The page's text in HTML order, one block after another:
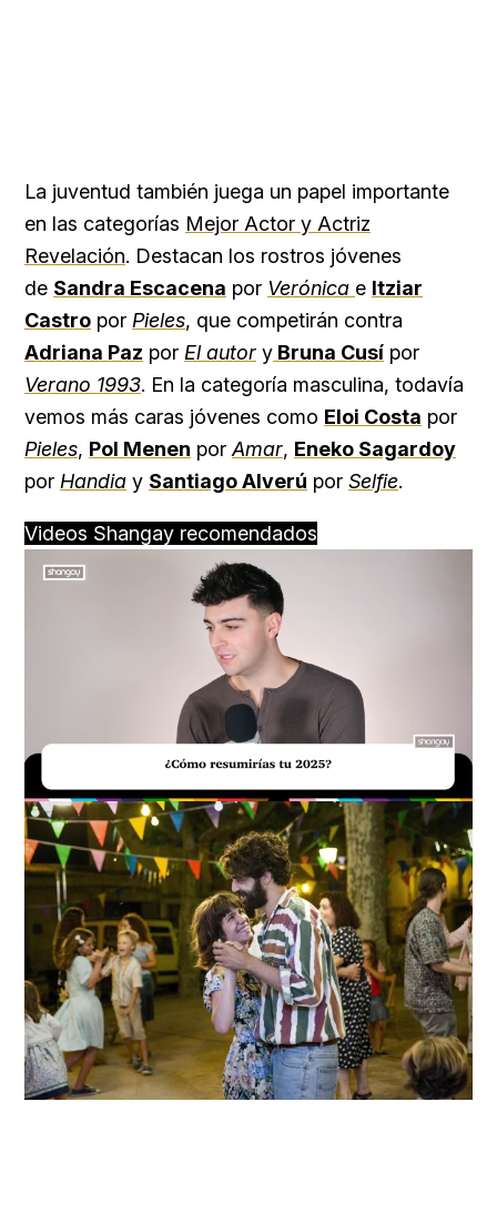
La juventud también juega un papel importante
en las categorías Mejor Actor y Actriz
Revelación. Destacan los rostros jóvenes
de Sandra Escacena por Verónica e Itziar
Castro por Pieles, que competirán contra
Adriana Paz por El autor y Bruna Cusí por
Verano 1993. En la categoría masculina, todavía
vemos más caras jóvenes como Eloi Costa por
Pieles, Pol Menen por Amar, Eneko Sagardoy
por Handia y Santiago Alverú por Selfie.
Videos Shangay recomendados
Unmute Loaded:
29.95%